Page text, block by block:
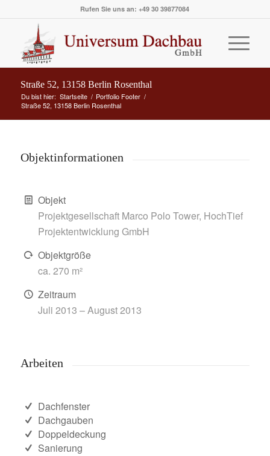
Rufen Sie uns an: +49 30 39877084
Straße 52, 13158 Berlin Rosenthal
Du bist hier: Startseite / Portfolio Footer /
Straße 52, 13158 Berlin Rosenthal
Objektinformationen
Objekt
Projektgesellschaft Marco Polo Tower, HochTief
Projektentwicklung GmbH
Objektgröße
ca. 270 m²
Zeitraum
Juli 2013 – August 2013
Arbeiten
Dachfenster
Dachgauben
Doppeldeckung
Sanierung